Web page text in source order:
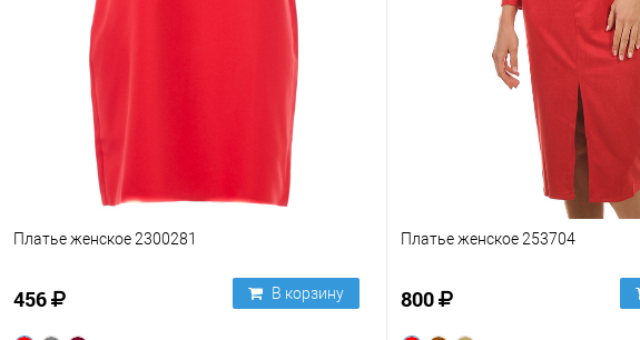
Платье женское 2300281
456 В корзину
Платье женское 253704
800